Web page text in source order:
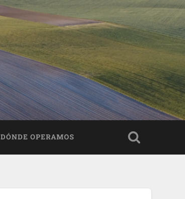
DÓNDE OPERAMOS